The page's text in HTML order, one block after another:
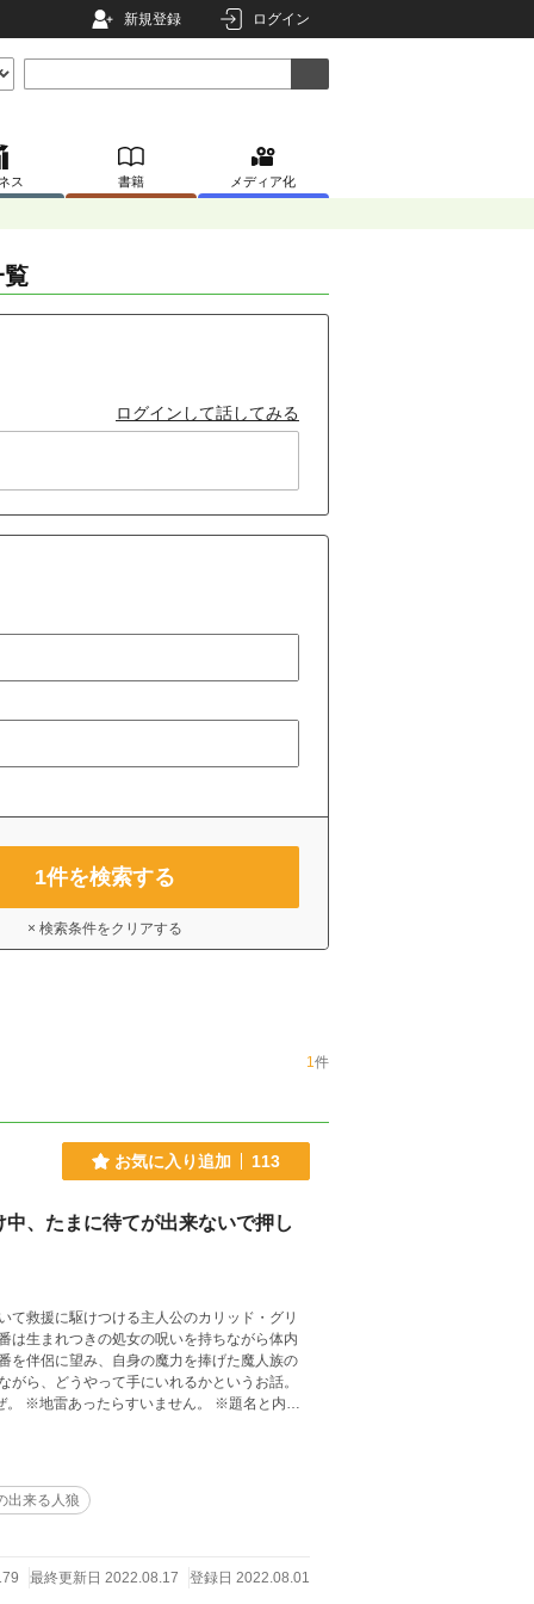
新規登録 ログイン
ス 書籍 メディア化
ログインして話してみる
1件を検索する
× 検索条件をクリアする
1件
お気に入り追加 113
、たまに待てが出来ないで押し
て救援に駆けつける主人公のカリッド・グリ
は生まれつきの処女の呪いを持ちながら体内
を伴侶に望み、自身の魔力を捧げた魔人族の
ら、どうやって手にいれるかというお話。
。 ※地雷あったらすいません。 ※題名と内容
のストーカー、刃物持ち出すタイプ） ※そ
出来る人狼
最終更新日 2022.08.17 登録日 2022.08.01